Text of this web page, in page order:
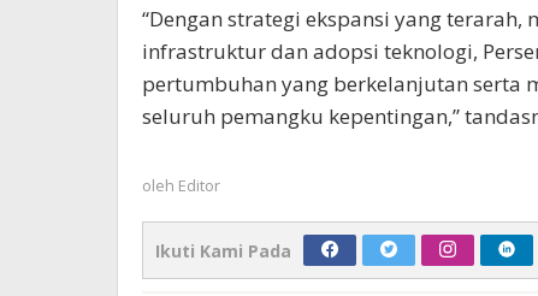
“Dengan strategi ekspansi yang
infrastruktur dan adopsi teknologi,
pertumbuhan yang berkelanjutan serta
seluruh pemangku kepentingan,”
oleh Editor
Ikuti Kami Pada